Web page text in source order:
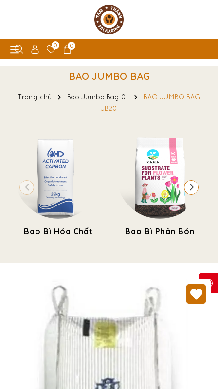
0 0
BAO JUMBO BAG
Trang chủ Bao Jumbo Bag 01
BAO JUMBO BAG
JB20
Bao Bì Hóa Chất Bao Bì Phân Bón